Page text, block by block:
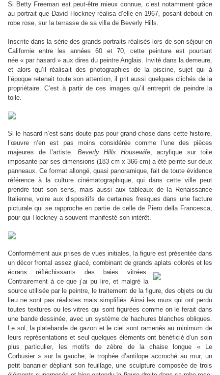
Si Betty Freeman est peut-être mieux connue, c’est notamment grâce
au portrait que David Hockney réalisa d’elle en 1967, posant debout en
robe rose, sur la terrasse de sa villa de Beverly Hills.
Inscrite dans la série des grands portraits réalisés lors de son séjour en
Californie entre les années 60 et 70, cette peinture est pourtant
née « par hasard » aux dires du peintre Anglais. Invité dans la demeure,
et alors qu’il réalisait des photographies de la piscine, sujet qui à
l’époque retenait toute son attention, il prit aussi quelques clichés de la
propriétaire. C’est à partir de ces images qu’il entreprit de peindre la
toile.
Si le hasard n’est sans doute pas pour grand-chose dans cette histoire,
l’œuvre n’en est pas moins considérée comme l’une des pièces
majeures de l’artiste. Beverly Hills Housewife, acrylique sur toile
imposante par ses dimensions (183 cm x 366 cm) a été peinte sur deux
panneaux. Ce format allongé, quasi panoramique, fait de toute évidence
référence à la culture cinématographique, qui dans cette ville peut
prendre tout son sens, mais aussi aux tableaux de la Renaissance
Italienne, voire aux dispositifs de certaines fresques dans une facture
picturale qui se rapproche en partie de celle de Piero della Francesca,
pour qui Hockney a souvent manifesté son intérêt.
Conformément aux prises de vues initiales, la figure est présentée dans
un décor frontal assez glacé, combinant de grands aplats colorés et les
écrans réfléchissants des baies vitrées.
Contrairement à ce que j’ai pu lire, et malgré la
source utilisée par le peintre, le traitement de la figure, des objets ou du
lieu ne sont pas réalistes mais simplifiés. Ainsi les murs qui ont perdu
toutes textures ou les vitres qui sont figurées comme on le ferait dans
une bande dessinée, avec un système de hachures blanches obliques.
Le sol, la platebande de gazon et le ciel sont ramenés au minimum de
leurs représentations et seul quelques éléments ont bénéficié d’un soin
plus particulier, les motifs de zèbre de la chaise longue « Le
Corbusier » sur la gauche, le trophée d’antilope accroché au mur, un
petit bananier dépliant son feuillage, une sculpture composée de trois